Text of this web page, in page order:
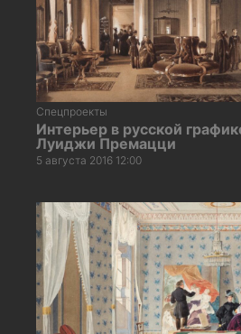
Спецпроекты
Интерьер в русской
Луиджи Премацци
5 августа 2016 12:00